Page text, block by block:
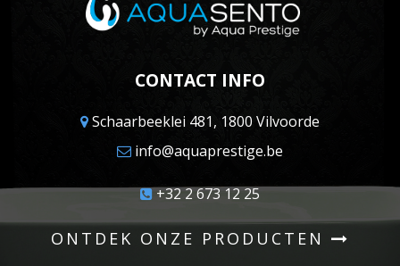
CONTACT INFO
Schaarbeeklei 481, 1800 Vilvoorde
info@aquaprestige.be
+32 2 673 12 25
ONTDEK ONZE PRODUCTEN